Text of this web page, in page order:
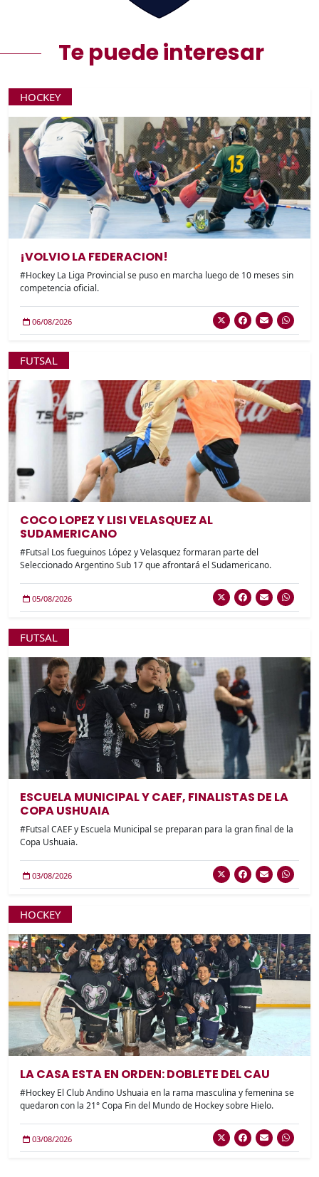
Te puede interesar
HOCKEY
¡VOLVIO LA FEDERACION!
#Hockey La Liga Provincial se puso en marcha luego de 10 meses sin
competencia oficial.
06/08/2026
FUTSAL
COCO LOPEZ Y LISI VELASQUEZ AL
SUDAMERICANO
#Futsal Los fueguinos López y Velasquez formaran parte del
Seleccionado Argentino Sub 17 que afrontará el Sudamericano.
05/08/2026
FUTSAL
ESCUELA MUNICIPAL Y CAEF, FINALISTAS DE LA
COPA USHUAIA
#Futsal CAEF y Escuela Municipal se preparan para la gran final de la
Copa Ushuaia.
03/08/2026
HOCKEY
LA CASA ESTA EN ORDEN: DOBLETE DEL CAU
#Hockey El Club Andino Ushuaia en la rama masculina y femenina se
quedaron con la 21° Copa Fin del Mundo de Hockey sobre Hielo.
03/08/2026